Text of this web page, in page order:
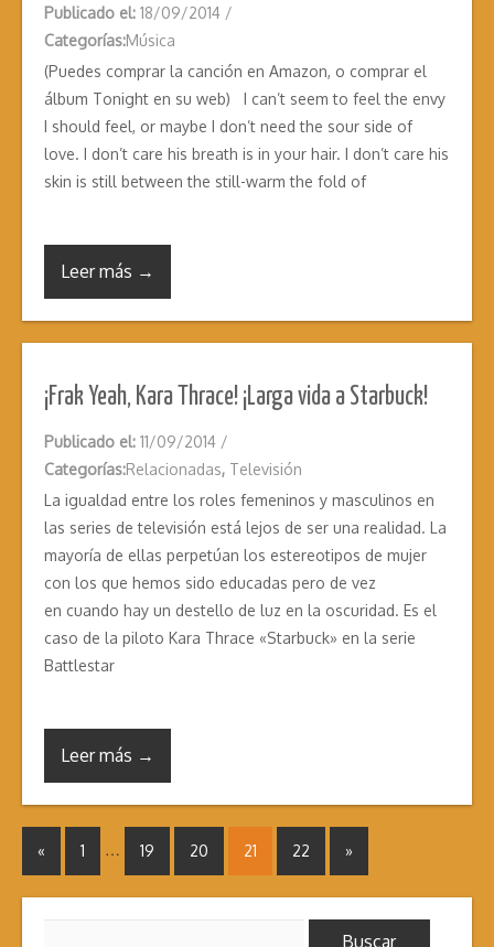
Publicado el: 18/09/2014 /
Categorías:Música
(Puedes comprar la canción en Amazon, o comprar el
álbum Tonight en su web) I can’t seem to feel the envy
I should feel, or maybe I don’t need the sour side of
love. I don’t care his breath is in your hair. I don’t care his
skin is still between the still-warm the fold of
Leer más →
¡Frak Yeah, Kara Thrace! ¡Larga vida a Starbuck!
Publicado el: 11/09/2014 /
Categorías:Relacionadas, Televisión
La igualdad entre los roles femeninos y masculinos en
las series de televisión está lejos de ser una realidad. La
mayoría de ellas perpetúan los estereotipos de mujer
con los que hemos sido educadas pero de vez
en cuando hay un destello de luz en la oscuridad. Es el
caso de la piloto Kara Thrace «Starbuck» en la serie
Battlestar
Leer más →
« 1 … 19 20 21 22 »